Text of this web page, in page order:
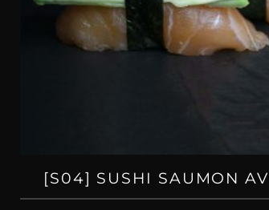
[S04] SUSHI SAUMON